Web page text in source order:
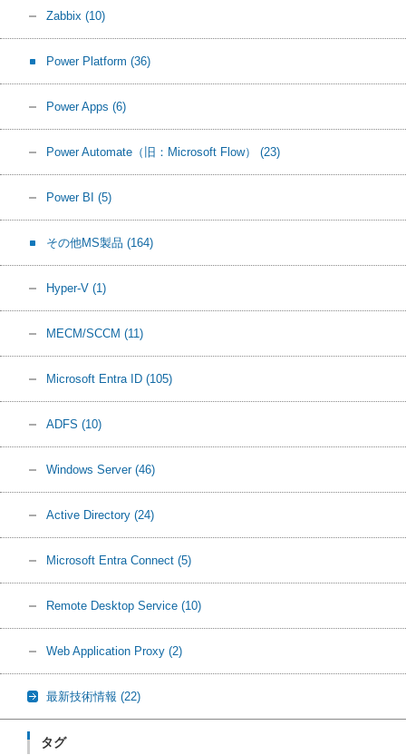
Zabbix (10)
Power Platform (36)
Power Apps (6)
Power Automate（旧：Microsoft Flow） (23)
Power BI (5)
その他MS製品 (164)
Hyper-V (1)
MECM/SCCM (11)
Microsoft Entra ID (105)
ADFS (10)
Windows Server (46)
Active Directory (24)
Microsoft Entra Connect (5)
Remote Desktop Service (10)
Web Application Proxy (2)
最新技術情報 (22)
タグ